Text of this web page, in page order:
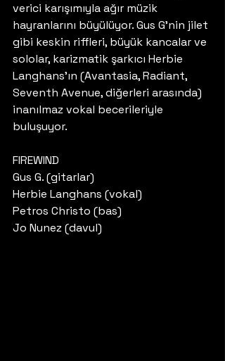
verici karışımıyla ağır müzik
hayranlarını büyülüyor. Gus G’nin jilet
gibi keskin riffleri, büyük kancalar ve
sololar, karizmatik şarkıcı Herbie
Langhans’ın (Avantasia, Radiant,
Seventh Avenue, diğerleri arasında)
inanılmaz vokal becerileriyle
buluşuyor.
FIREWIND
Gus G. (gitarlar)
Herbie Langhans (vokal)
Petros Christo (bas)
Jo Nunez (davul)